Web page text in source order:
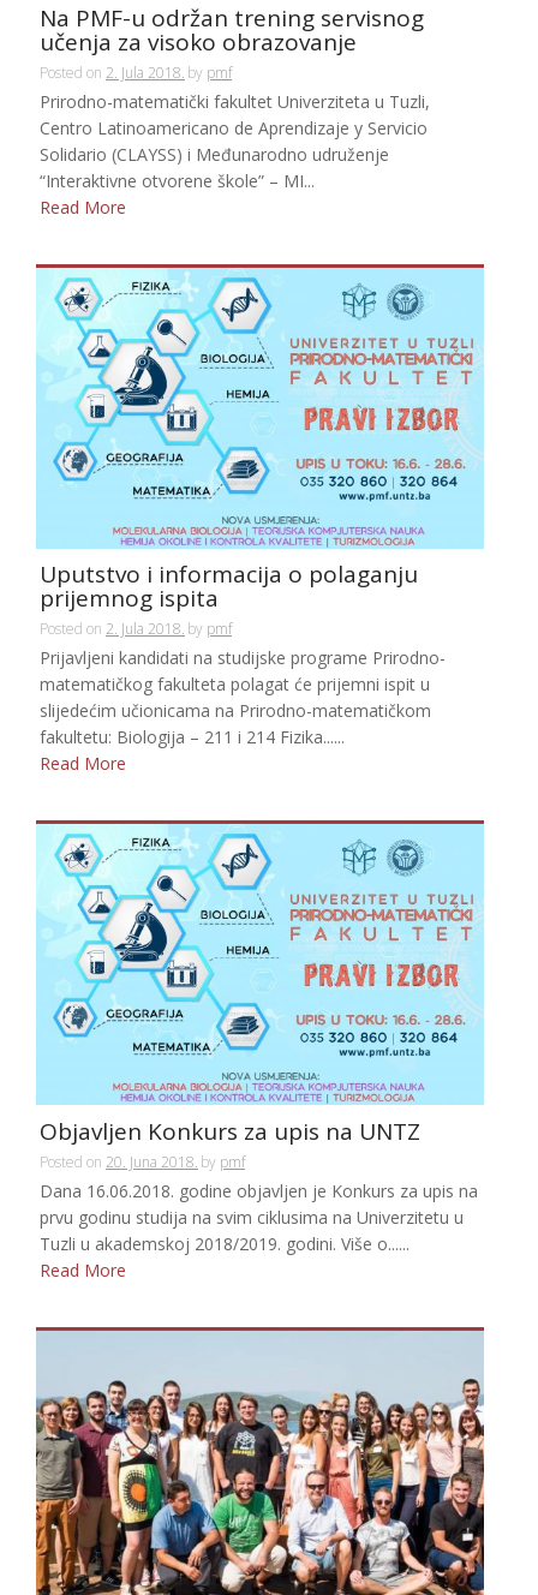
Na PMF-u održan trening servisnog
učenja za visoko obrazovanje
Posted on 2. Jula 2018. by pmf
Prirodno-matematički fakultet Univerziteta u Tuzli,
Centro Latinoamericano de Aprendizaje y Servicio
Solidario (CLAYSS) i Međunarodno udruženje
“Interaktivne otvorene škole” – MI...
Read More
Uputstvo i informacija o polaganju
prijemnog ispita
Posted on 2. Jula 2018. by pmf
Prijavljeni kandidati na studijske programe Prirodno-
matematičkog fakulteta polagat će prijemni ispit u
slijedećim učionicama na Prirodno-matematičkom
fakultetu: Biologija – 211 i 214 Fizika......
Read More
Objavljen Konkurs za upis na UNTZ
Posted on 20. Juna 2018. by pmf
Dana 16.06.2018. godine objavljen je Konkurs za upis na
prvu godinu studija na svim ciklusima na Univerzitetu u
Tuzli u akademskoj 2018/2019. godini. Više o......
Read More